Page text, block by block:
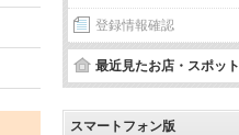
登録情報確認
最近見たお店・スポット
スマートフォン版